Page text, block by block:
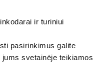
ir turiniui
pasirinkimus galite
svetainėje teikiamos